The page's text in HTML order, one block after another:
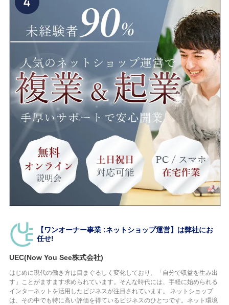
【ワンオーナー事業 :ネットショップ運営】は弊社にお
任せ!
UEC(Now You See株式会社)
はじめに現代の働き方は目まぐるしく変化しており、「自分で収益を生み出
す」ことがますます求められています。そんな時代には、手軽に始められる
インターネットを活用したビジネスが注目されています。 ネットショップ
は、その中でも特に高い評価を得ているビジネスのひとつです。ネット環境